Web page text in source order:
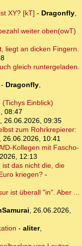
XY? [kT] - Dragonfly,
weiter oben(owT)
liegt an dicken Fingern.
gleich runtergeladen.
- Dragonfly,
Einblick)
08:47
, 26.06.2026, 09:35
zum Rohrkrepierer:
26.06.2026, 10:41
Kollegen mit Fascho-
12:13
das nicht die, die
kriegen? -
ist überall "in". Aber ...
, 26.06.2026,
- aliter,